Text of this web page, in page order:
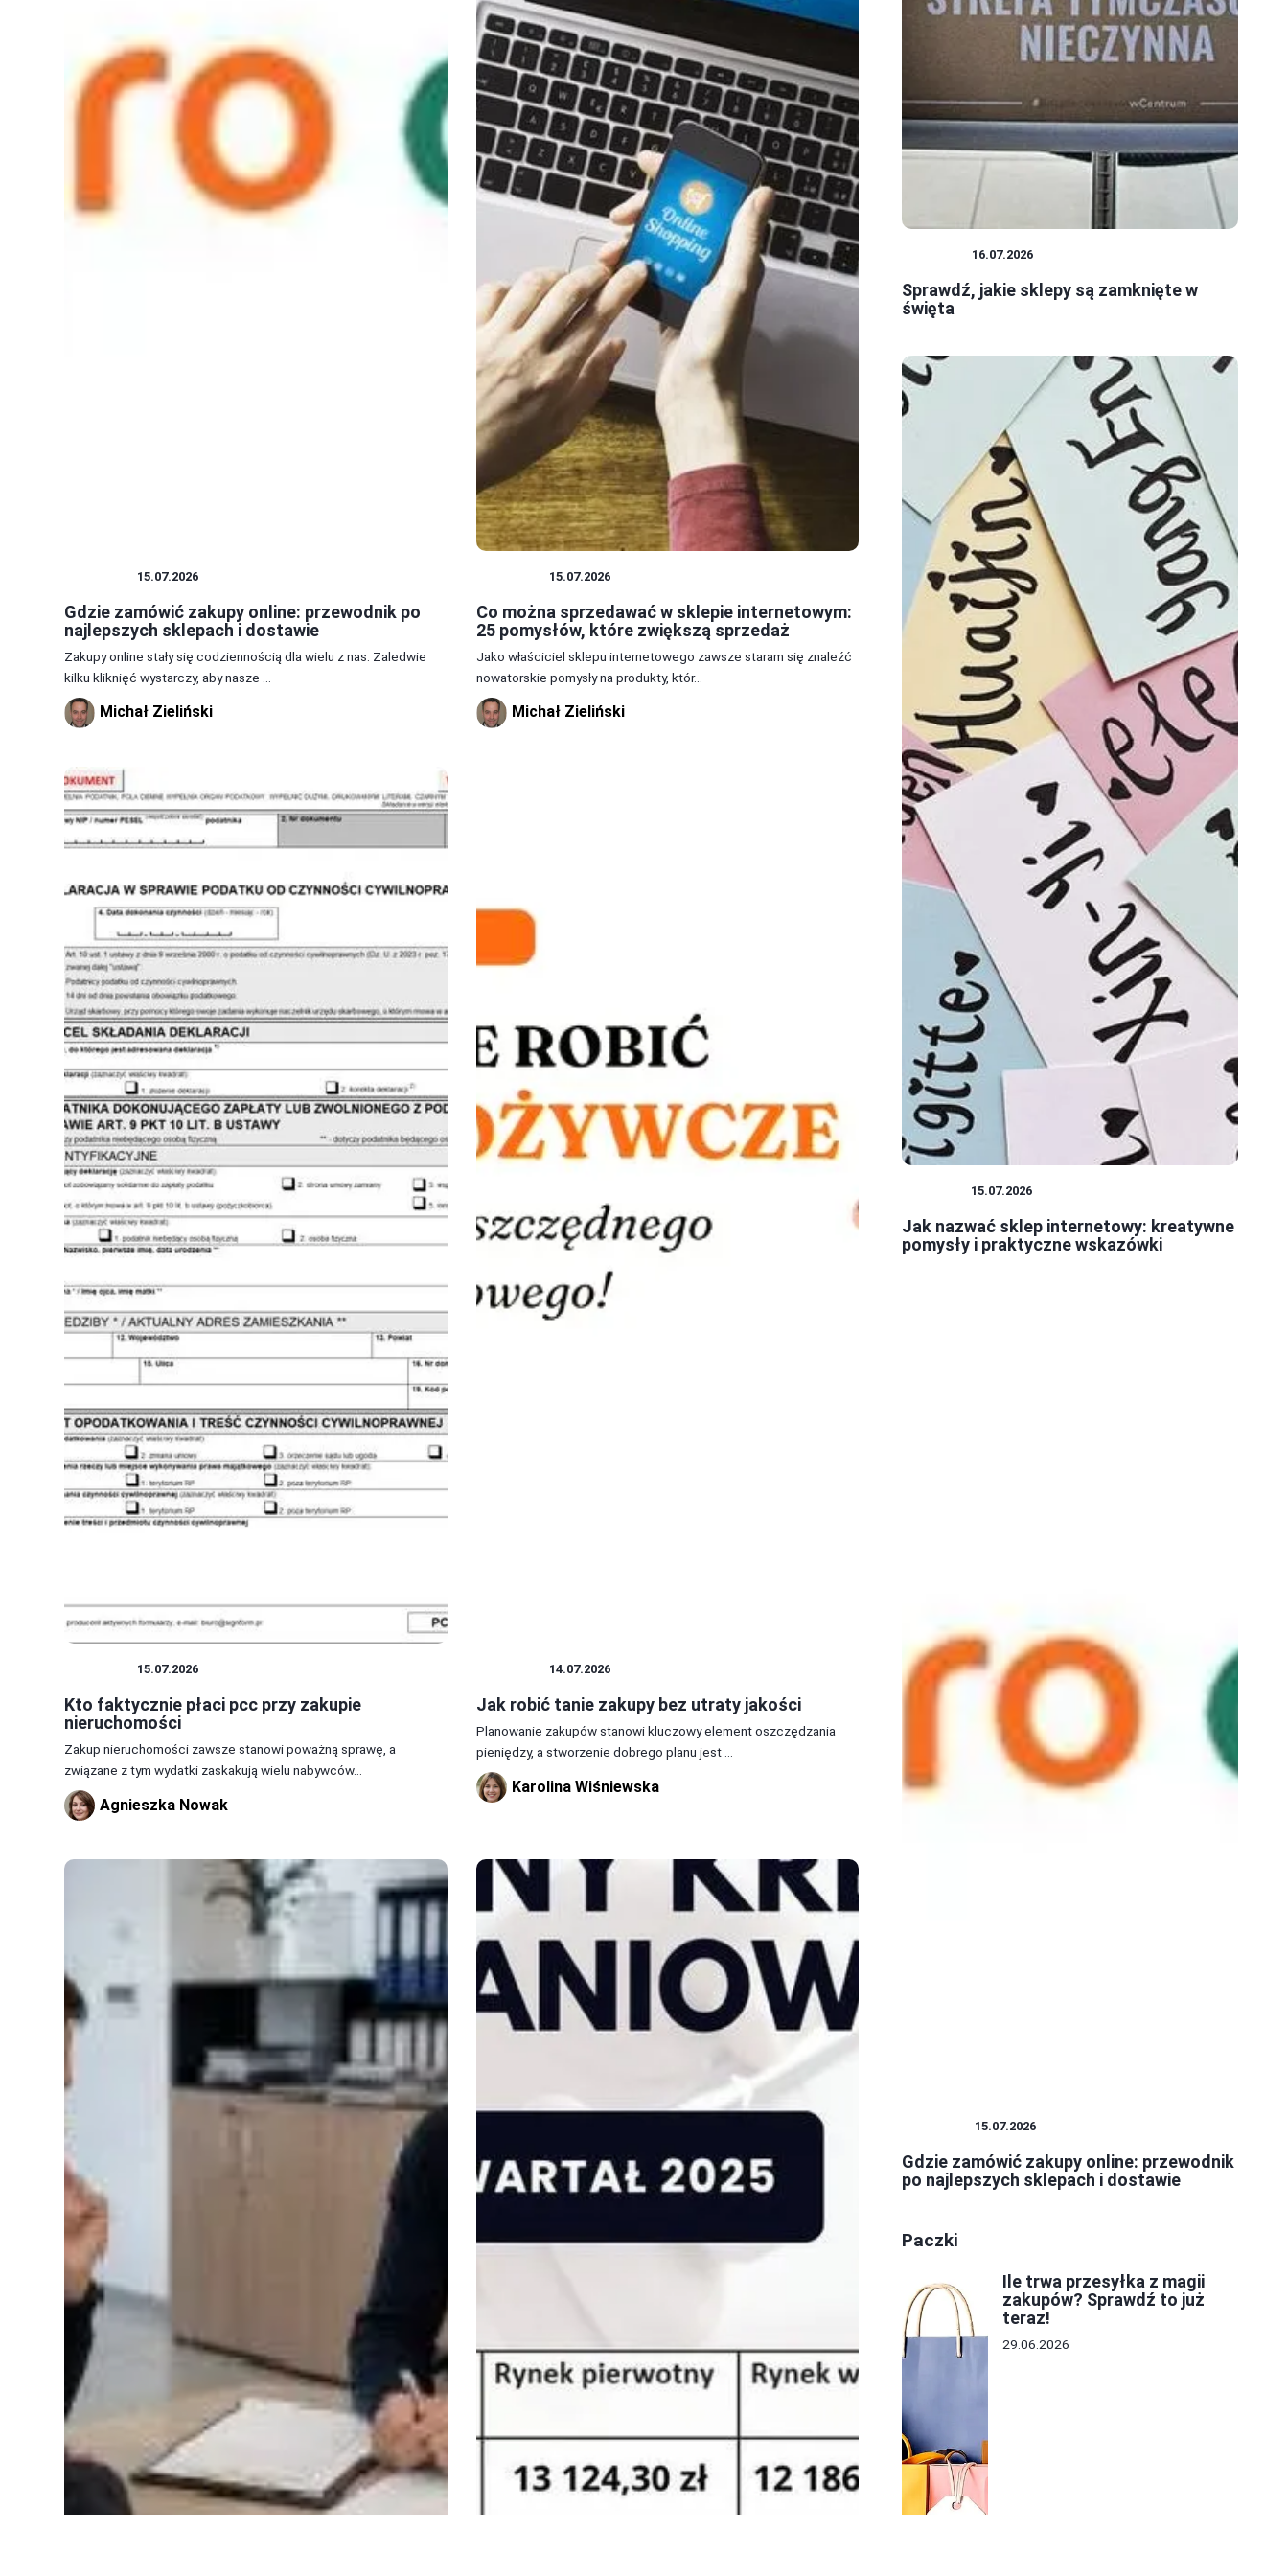
15.07.2026
Gdzie zamówić zakupy online: przewodnik po
najlepszych sklepach i dostawie
Zakupy online stały się codziennością dla wielu z nas. Zaledwie
kilku kliknięć wystarczy, aby nasze ...
Michał Zieliński
15.07.2026
Co można sprzedawać w sklepie internetowym:
25 pomysłów, które zwiększą sprzedaż
Jako właściciel sklepu internetowego zawsze staram się znaleźć
nowatorskie pomysły na produkty, któr...
Michał Zieliński
15.07.2026
Kto faktycznie płaci pcc przy zakupie
nieruchomości
Zakup nieruchomości zawsze stanowi poważną sprawę, a
związane z tym wydatki zaskakują wielu nabywców...
Agnieszka Nowak
14.07.2026
Jak robić tanie zakupy bez utraty jakości
Planowanie zakupów stanowi kluczowy element oszczędzania
pieniędzy, a stworzenie dobrego planu jest ...
Karolina Wiśniewska
16.07.2026
Sprawdź, jakie sklepy są zamknięte w
święta
15.07.2026
Jak nazwać sklep internetowy: kreatywne
pomysły i praktyczne wskazówki
15.07.2026
Gdzie zamówić zakupy online: przewodnik
po najlepszych sklepach i dostawie
Paczki
Ile trwa przesyłka z magii
zakupów? Sprawdź to już
teraz!
29.06.2026